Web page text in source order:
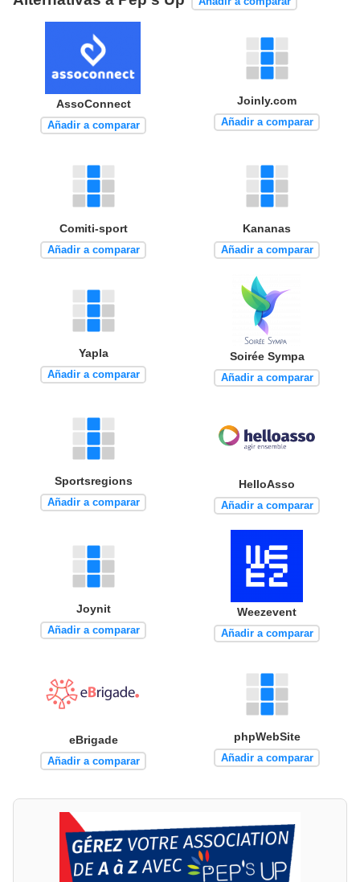
AssoConnect
Añadir a comparar
Joinly.com
Añadir a comparar
Comiti-sport
Añadir a comparar
Kananas
Añadir a comparar
Yapla
Añadir a comparar
Soirée Sympa
Añadir a comparar
Sportsregions
Añadir a comparar
HelloAsso
Añadir a comparar
Joynit
Añadir a comparar
Weezevent
Añadir a comparar
eBrigade
Añadir a comparar
phpWebSite
Añadir a comparar